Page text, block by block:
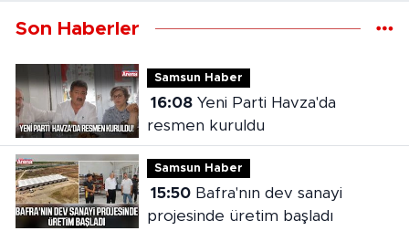
Son Haberler
Samsun Haber
16:08Yeni Parti Havza'da
resmen kuruldu
Samsun Haber
15:50Bafra'nın dev sanayi
projesinde üretim başladı